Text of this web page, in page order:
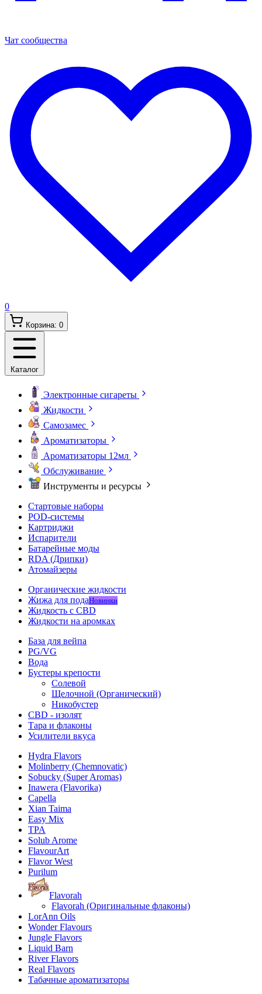
Чат сообщества
0
Корзина: 0
Каталог
Электронные сигареты
Жидкости
Самозамес
Ароматизаторы
Ароматизаторы 12мл
Обслуживание
Инструменты и ресурсы
Стартовые наборы
POD-системы
Картриджи
Испарители
Батарейные моды
RDA (Дрипки)
Атомайзеры
Органические жидкости
Жижа для подаНовинки
Жидкость с CBD
Жидкости на аромках
База для вейпа
PG/VG
Вода
Бустеры крепости
Солевой
Щелочной (Органический)
Никобустер
CBD - изолят
Тара и флаконы
Усилители вкуса
Hydra Flavors
Molinberry (Chemnovatic)
Sobucky (Super Aromas)
Inawera (Flavorika)
Capella
Xian Taima
Easy Mix
TPA
Solub Arome
FlavourArt
Flavor West
Purilum
Flavorah
Flavorah (Оригинальные флаконы)
LorAnn Oils
Wonder Flavours
Jungle Flavors
Liquid Barn
River Flavors
Real Flavors
Табачные ароматизаторы